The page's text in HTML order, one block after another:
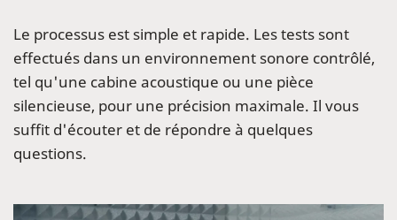
Le processus est simple et rapide. Les tests sont
effectués dans un environnement sonore contrôlé,
tel qu'une cabine acoustique ou une pièce
silencieuse, pour une précision maximale. Il vous
suffit d'écouter et de répondre à quelques
questions.